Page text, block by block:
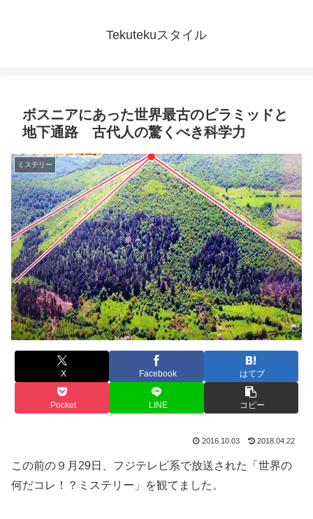
Tekutekuスタイル
ボスニアにあった世界最古のピラミッドと
地下通路 古代人の驚くべき科学力
ミステリー
X Facebook はてブ
Pocket LINE コピー
2016.10.03 2018.04.22
この前の９月29日、フジテレビ系で放送された「世界の
何だコレ！？ミステリー」を観てました。